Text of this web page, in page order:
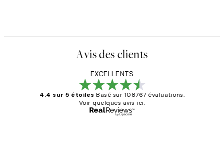
Avis des clients
EXCELLENTS
4.4 sur 5 étoiles Basé sur 108767 évaluations.
Voir quelques avis ici.